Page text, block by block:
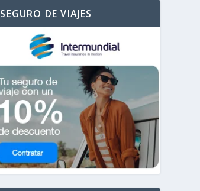
SEGURO DE VIAJES